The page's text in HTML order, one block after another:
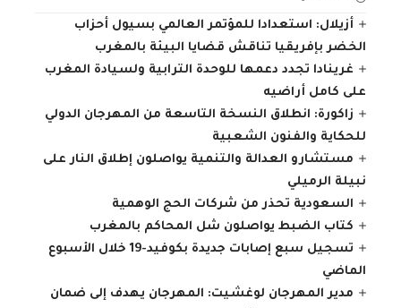
أزيلال: استعدادا للمؤتمر العالمي بسيول أحزاب
الخضر بإفريقيا تناقش قضايا البيئة بالمغرب
غرينادا تجدد دعمها للوحدة الترابية ولسيادة المغرب
على كامل أراضيه
زاكورة: انطلاق النسخة التاسعة من المهرجان الدولي
للحكاية والفنون الشعبية
مستشارو العدالة والتنمية يواصلون إطلاق النار على
نبيلة الرميلي
السعودية تحذر من شركات الحج الوهمية
كتاب الضبط يواصلون شل المحاكم بالمغرب
تسجيل سبع إصابات جديدة بكوفيد-19 خلال الأسبوع
الماضي
مدير المهرجان لوغشيت: المهرجان يهدف إلى ضمان